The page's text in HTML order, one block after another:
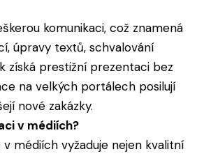
komunikaci, což znamená
úpravy textů, schvalování
získá prestižní prezentaci bez
na velkých portálech posilují
nové zakázky.
v médiích?
v médiích vyžaduje nejen kvalitní